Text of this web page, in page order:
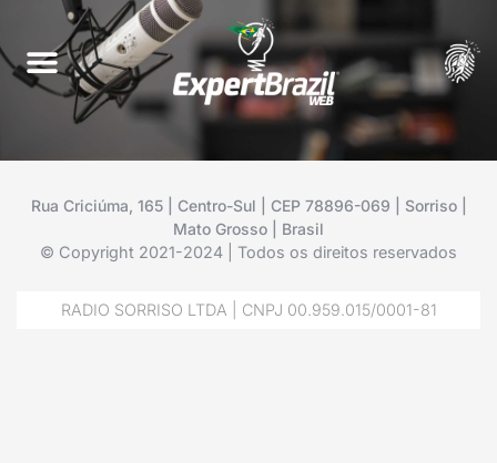
Rua Criciúma, 165 | Centro-Sul | CEP 78896-069 | Sorriso |
Mato Grosso | Brasil
© Copyright 2021-2024 | Todos os direitos reservados
RADIO SORRISO LTDA | CNPJ 00.959.015/0001-81